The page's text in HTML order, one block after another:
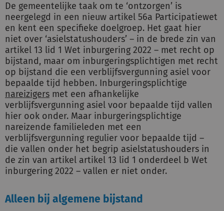
De gemeentelijke taak om te ‘ontzorgen’ is
neergelegd in een nieuw artikel 56a Participatiewet
en kent een specifieke doelgroep. Het gaat hier
niet over ‘asielstatushouders’ – in de brede zin van
artikel 13 lid 1 Wet inburgering 2022 – met recht op
bijstand, maar om inburgeringsplichtigen met recht
op bijstand die een verblijfsvergunning asiel voor
bepaalde tijd hebben. Inburgeringsplichtige
nareizigers met een afhankelijke
verblijfsvergunning asiel voor bepaalde tijd vallen
hier ook onder. Maar inburgeringsplichtige
nareizende familieleden met een
verblijfsvergunning regulier voor bepaalde tijd –
die vallen onder het begrip asielstatushouders in
de zin van artikel artikel 13 lid 1 onderdeel b Wet
inburgering 2022 – vallen er niet onder.
Alleen bij algemene bijstand